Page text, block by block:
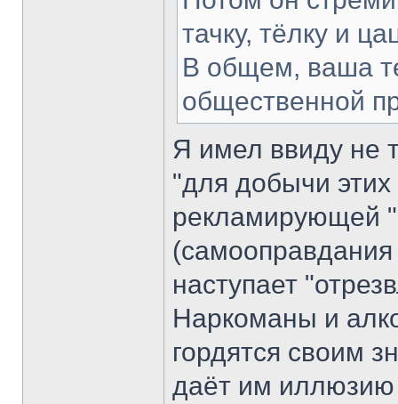
тачку, тёлку и
В общем, ваша
общественной
Я имел ввиду не
"для добычи
рекламирующей
наступает
Наркоманы и
гордятся своим
даёт им иллюзию